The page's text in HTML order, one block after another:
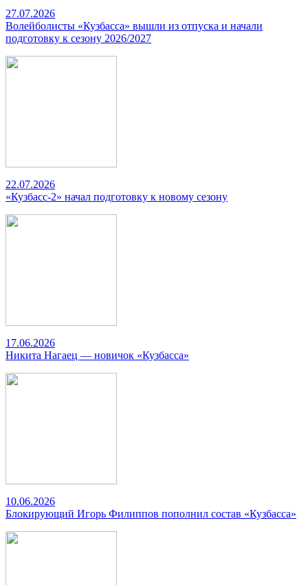
27.07.2026
Волейболисты «Кузбасса» вышли из отпуска и начали
подготовку к сезону 2026/2027
22.07.2026
«Кузбасс-2» начал подготовку к новому сезону
17.06.2026
Никита Нагаец — новичок «Кузбасса»
10.06.2026
Блокирующий Игорь Филиппов пополнил состав «Кузбасса»